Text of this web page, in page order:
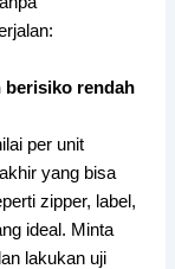
berisiko rendah
per unit
yang bisa
zipper, label,
ideal. Minta
lakukan uji